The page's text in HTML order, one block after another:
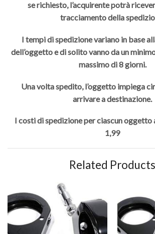
se richiesto, l’acquirente potrà
tracciamento della
I tempi di spedizione variano in base
dell’oggetto e di solito vanno da un
massimo di 8 giorni.
Una volta spedito, l’oggetto impiega
arrivare a destinazione.
I costi di spedizione per ciascun oggetto
1,99
Related Products